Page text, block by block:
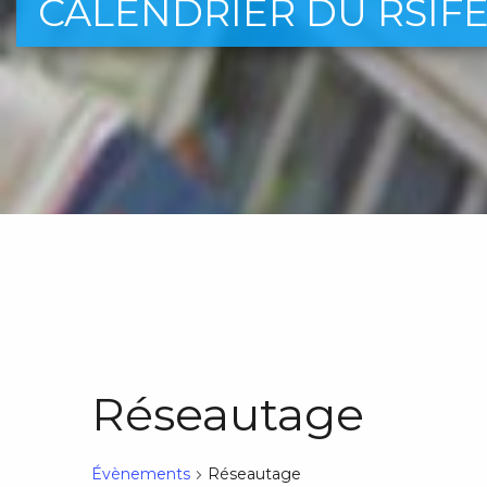
CALENDRIER DU
Réseautage
Évènements Réseautage